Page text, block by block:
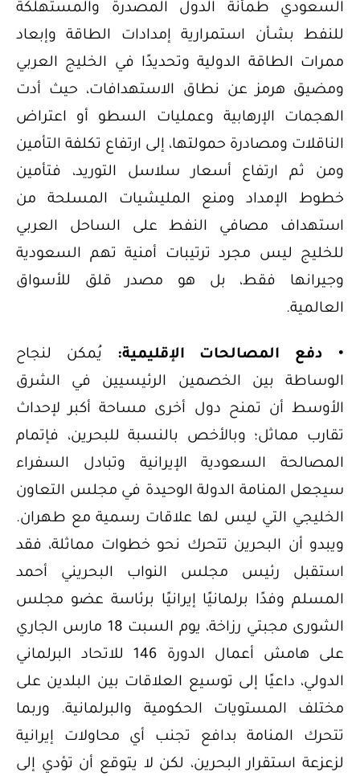
السعودي طمأنة الدول المصدرة والمستهلكة
للنفط بشـأن استمرارية إمدادات الطاقة وإبعاد
ممرات الطاقة الدولية وتحديدًا في الخليج العربي
ومضيق هرمز عن نطاق الاستهدافات، حيث أدت
الهجمات الإرهابية وعمليات السطو أو اعتراض
الناقلات ومصادرة حمولتها، إلى ارتفاع تكلفة التأمين
ومن ثم ارتفاع أسعار سلاسل التوريد، فتأمين
خطوط الإمداد ومنع المليشيات المسلحة من
استهداف مصافي النفط على الساحل العربي
للخليج ليس مجرد ترتيبات أمنية تهم السعودية
وجيرانها فقط، بل هو مصدر قلق للأسواق
العالمية.
• دفع المصالحات الإقليمية:يُمكن لنجاح
الوساطة بين الخصمين الرئيسيين في الشرق
الأوسط أن تمنح دول أخرى مساحة أكبر لإحداث
تقارب مماثل؛ وبالأخص بالنسبة للبحرين، فإتمام
المصالحة السعودية الإيرانية وتبادل السفراء
سيجعل المنامة الدولة الوحيدة في مجلس التعاون
الخليجي التي ليس لها علاقات رسمية مع طهران.
ويبدو أن البحرين تتحرك نحو خطوات مماثلة، فقد
استقبل رئيس مجلس النواب البحريني أحمد
المسلم وفدًا برلمانيًا إيرانيًا برئاسة عضو مجلس
الشورى مجبتي رزاخة، يوم السبت 18 مارس الجاري
على هامش أعمال الدورة 146 للاتحاد البرلماني
الدولي، داعيًا إلى توسيع العلاقات بين البلدين على
مختلف المستويات الحكومية والبرلمانية. وربما
تتحرك المنامة بدافع تجنب أي محاولات إيرانية
لزعزعة استقرار البحرين، لكن لا يتوقع أن تؤدي إلى